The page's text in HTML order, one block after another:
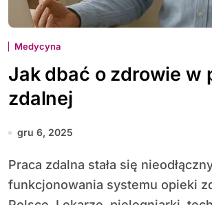
Medycyna
Jak dbać o zdrowie w
zdalnej
gru 6, 2025
Praca zdalna stała się nieodłącznym elementem
funkcjonowania systemu opieki